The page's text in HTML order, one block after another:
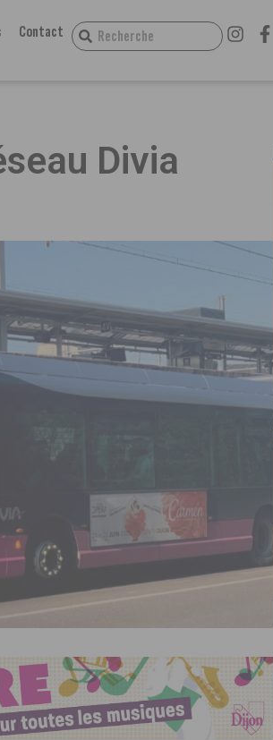
Contact
Divia